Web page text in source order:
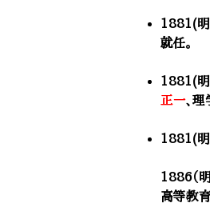
1881(
就任。
1881(明
正一、
1881(
1886（
高等教